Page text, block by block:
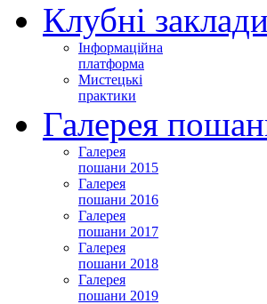
Клубні заклади
Інформаційна
платформа
Мистецькі
практики
Галерея
Галерея
пошани 2015
Галерея
пошани 2016
Галерея
пошани 2017
Галерея
пошани 2018
Галерея
пошани 2019